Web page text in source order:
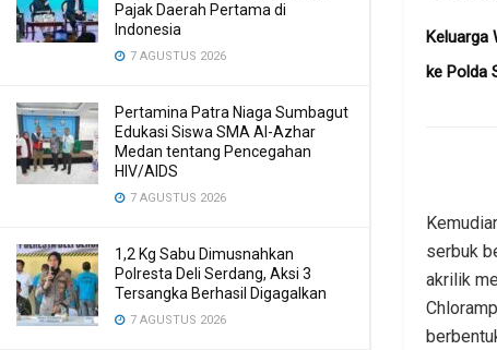
Pajak Daerah Pertama di
Indonesia
7 AGUSTUS 2026
Pertamina Patra Niaga Sumbagut
Edukasi Siswa SMA Al-Azhar
Medan tentang Pencegahan
HIV/AIDS
7 AGUSTUS 2026
1,2 Kg Sabu Dimusnahkan
Polresta Deli Serdang, Aksi 3
Tersangka Berhasil Digagalkan
7 AGUSTUS 2026
Keluarga
ke Polda
serbuk
akrilik